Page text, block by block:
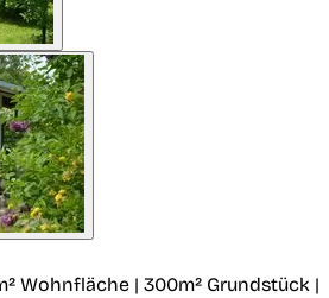
Wohnfläche | 300m² Grundstück |